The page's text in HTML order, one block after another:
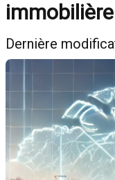
Dernière